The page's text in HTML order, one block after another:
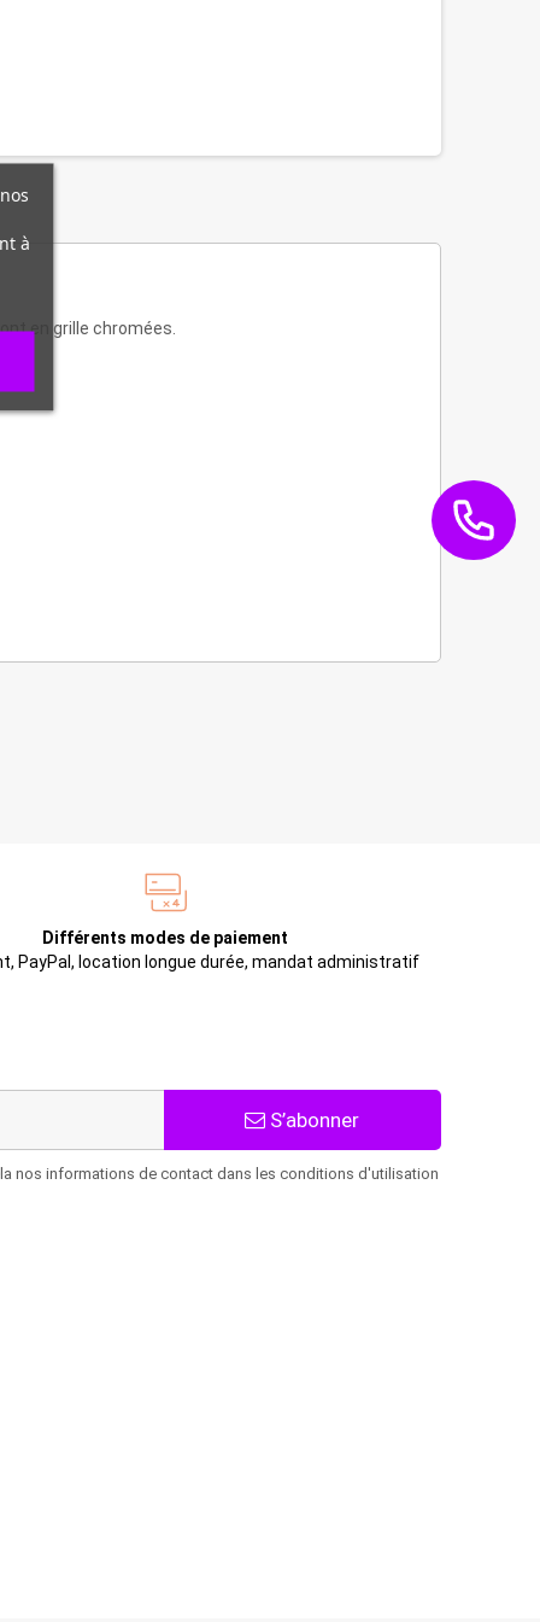
en grille chromées.
Différents modes de paiement
PayPal, location longue durée, mandat administratif
S’abonner
nos informations de contact dans les conditions d'utilisation
à